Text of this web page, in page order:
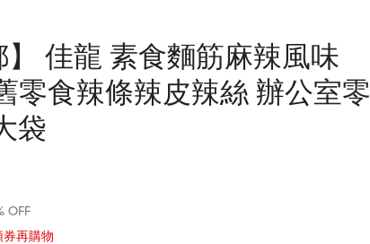
】 佳龍 素食麵筋麻辣風味
零食辣條辣皮辣絲 辦公室零
袋
OFF
再購物